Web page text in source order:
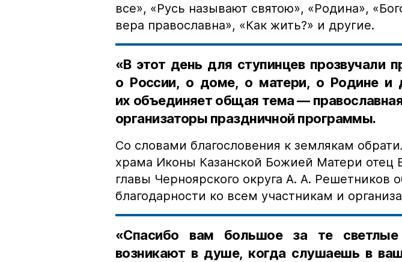
все», «Русь называют святою», «Родина»,
вера православна», «Как жить?» и другие.
«В этот день для ступинцев прозвучали
о России, о доме, о матери, о Родине и
их объединяет общая тема —
организаторы праздничной программы.
Со словами благословения к землякам
храма Иконы Казанской Божией Матери отец
главы Черноярского округа А. А. Решетников
благодарности ко всем участникам и
«Спасибо вам большое за те светлые
возникают в душе, когда слушаешь в